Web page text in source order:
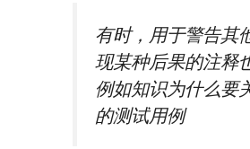
有时，用于警告其
现某种后果的注释
例如知识为什么要
的测试用例